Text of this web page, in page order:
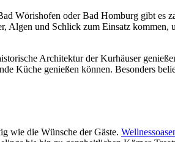
Wörishofen oder Bad Homburg gibt es
Algen und Schlick zum Einsatz kommen,
Architektur der Kurhäuser
Küche genießen können. Besonders
wie die Wünsche der Gäste.